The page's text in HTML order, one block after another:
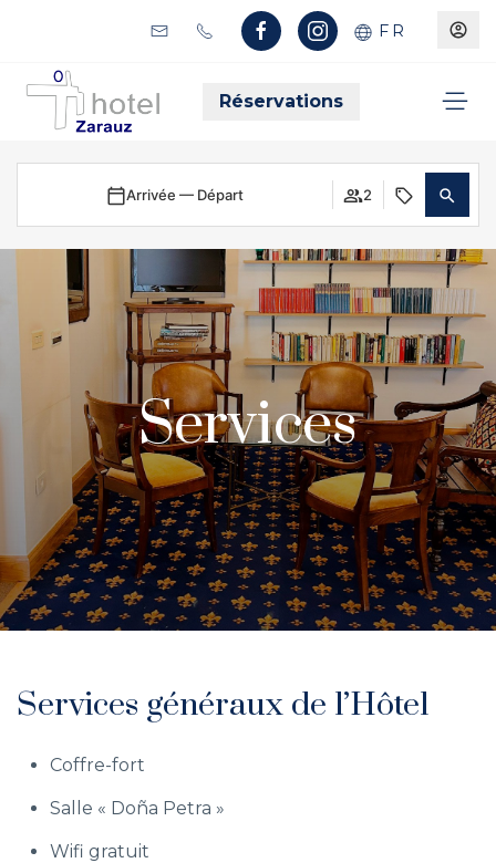
FR
Réservations
Arrivée — Départ 2
Services
Services généraux de l’Hôtel
Coffre-fort
Salle « Doña Petra »
Wifi gratuit